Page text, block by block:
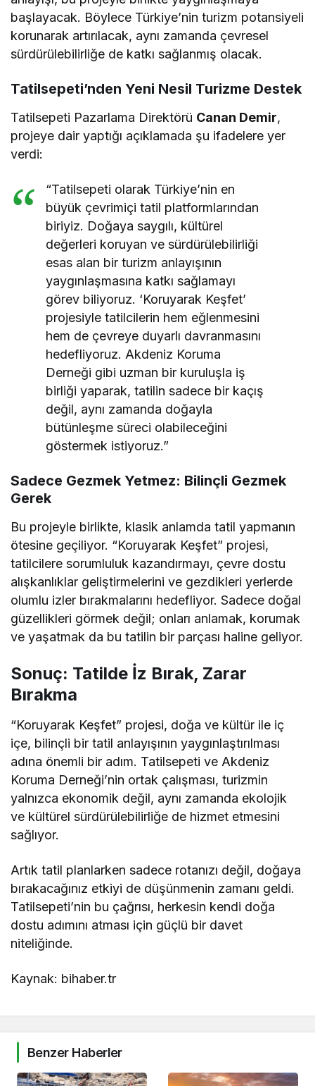
başlayacak. Böylece Türkiye’nin turizm potansiyeli
korunarak artırılacak, aynı zamanda çevresel
sürdürülebilirliğe de katkı sağlanmış olacak.
Tatilsepeti’nden Yeni Nesil Turizme Destek
Tatilsepeti Pazarlama Direktörü Canan Demir,
projeye dair yaptığı açıklamada şu ifadelere yer
verdi:
“Tatilsepeti olarak Türkiye’nin en
büyük çevrimiçi tatil platformlarından
biriyiz. Doğaya saygılı, kültürel
değerleri koruyan ve sürdürülebilirliği
esas alan bir turizm anlayışının
yaygınlaşmasına katkı sağlamayı
görev biliyoruz. ‘Koruyarak Keşfet’
projesiyle tatilcilerin hem eğlenmesini
hem de çevreye duyarlı davranmasını
hedefliyoruz. Akdeniz Koruma
Derneği gibi uzman bir kuruluşla iş
birliği yaparak, tatilin sadece bir kaçış
değil, aynı zamanda doğayla
bütünleşme süreci olabileceğini
göstermek istiyoruz.”
Sadece Gezmek Yetmez: Bilinçli Gezmek
Gerek
Bu projeyle birlikte, klasik anlamda tatil yapmanın
ötesine geçiliyor. “Koruyarak Keşfet” projesi,
tatilcilere sorumluluk kazandırmayı, çevre dostu
alışkanlıklar geliştirmelerini ve gezdikleri yerlerde
olumlu izler bırakmalarını hedefliyor. Sadece doğal
güzellikleri görmek değil; onları anlamak, korumak
ve yaşatmak da bu tatilin bir parçası haline geliyor.
Sonuç: Tatilde İz Bırak, Zarar
Bırakma
“Koruyarak Keşfet” projesi, doğa ve kültür ile iç
içe, bilinçli bir tatil anlayışının yaygınlaştırılması
adına önemli bir adım. Tatilsepeti ve Akdeniz
Koruma Derneği’nin ortak çalışması, turizmin
yalnızca ekonomik değil, aynı zamanda ekolojik
ve kültürel sürdürülebilirliğe de hizmet etmesini
sağlıyor.
Artık tatil planlarken sadece rotanızı değil, doğaya
bırakacağınız etkiyi de düşünmenin zamanı geldi.
Tatilsepeti’nin bu çağrısı, herkesin kendi doğa
dostu adımını atması için güçlü bir davet
niteliğinde.
Kaynak: bihaber.tr
Benzer Haberler